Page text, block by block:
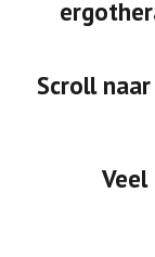
Scroll